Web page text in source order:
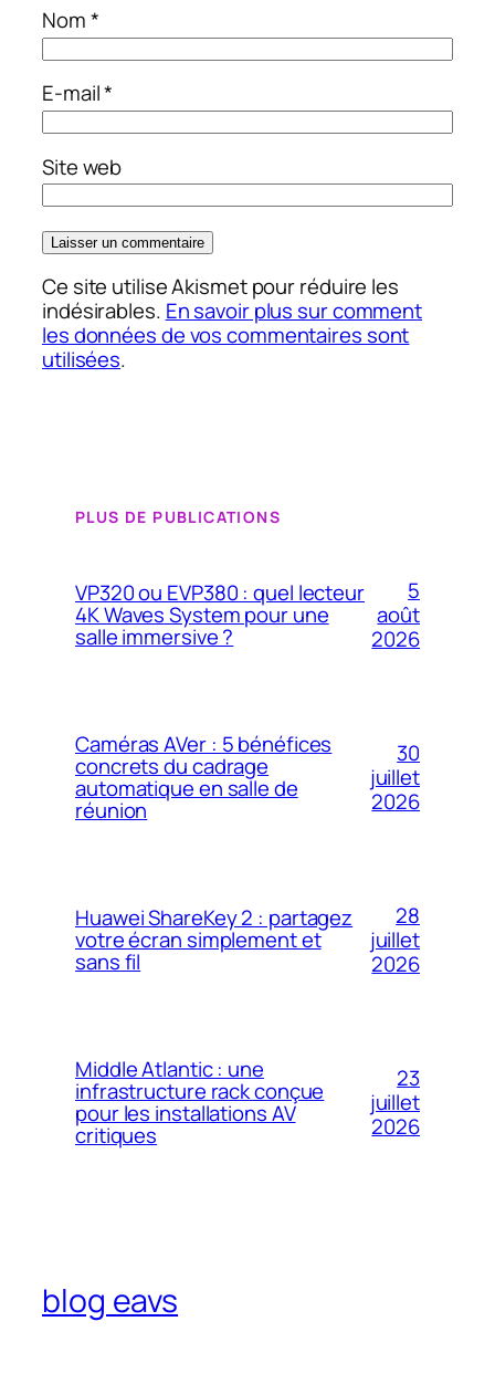
Nom*
E-mail*
Site web
Ce site utilise Akismet pour réduire les
indésirables. En savoir plus sur comment
les données de vos commentaires sont
utilisées.
PLUS DE PUBLICATIONS
VP320 ou EVP380 : quel lecteur
4K Waves System pour une
salle immersive ?
5
août
2026
Caméras AVer : 5 bénéfices
concrets du cadrage
automatique en salle de
réunion
30
juillet
2026
Huawei ShareKey 2 : partagez
votre écran simplement et
sans fil
28
juillet
2026
Middle Atlantic : une
infrastructure rack conçue
pour les installations AV
critiques
23
juillet
2026
blog eavs